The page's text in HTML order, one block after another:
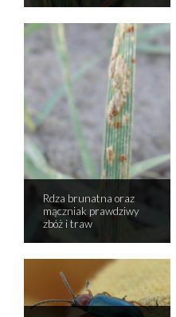
Rdza brunatna oraz
mączniak prawdziwy
zbóż i traw